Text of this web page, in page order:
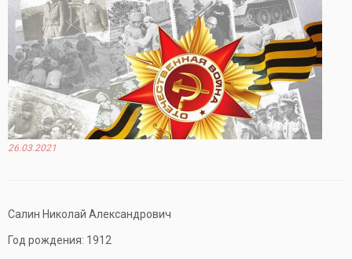
26.03.2021
Салин Николай Александрович
Год рождения: 1912